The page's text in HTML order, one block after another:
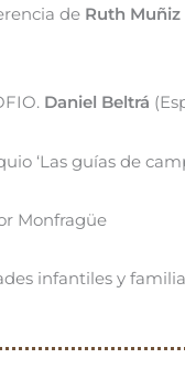
de Ruth Muñiz
Daniel Beltrá
‘Las guías de
Monfragüe
infantiles y